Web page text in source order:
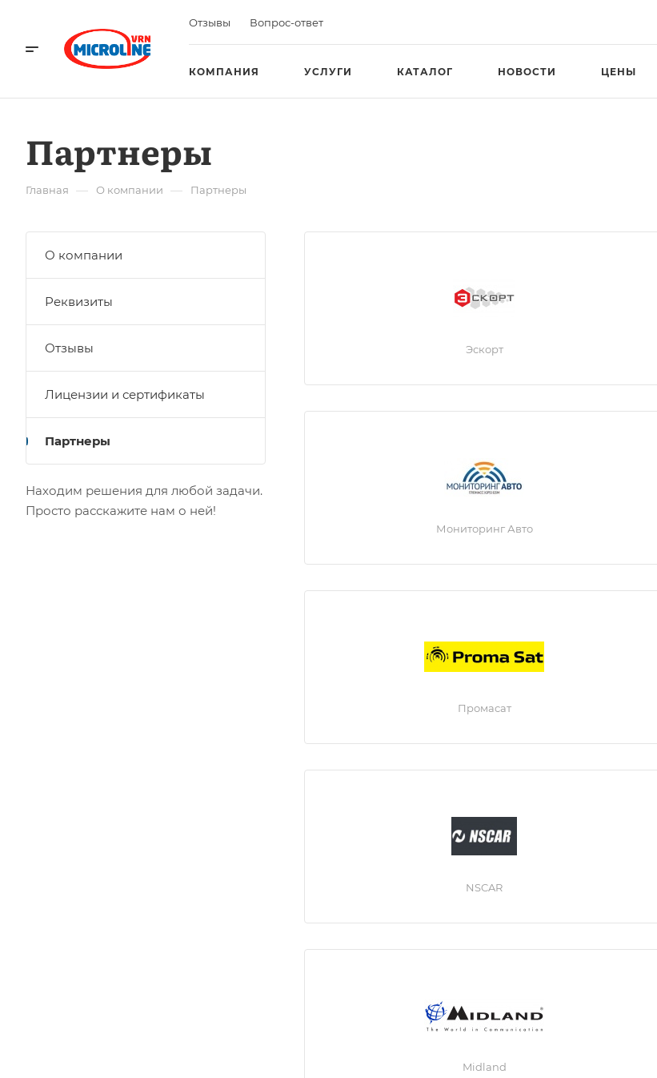
Отзывы Вопрос-ответ
КОМПАНИЯ УСЛУГИ КАТАЛОГ НОВОСТИ ЦЕНЫ
Партнеры
Главная — О компании — Партнеры
Эскорт
Мониторинг Авто
Промасат
NSCAR
Midland
О компании
Реквизиты
Отзывы
Лицензии и сертификаты
Партнеры
Находим решения для любой задачи.
Просто расскажите нам о ней!